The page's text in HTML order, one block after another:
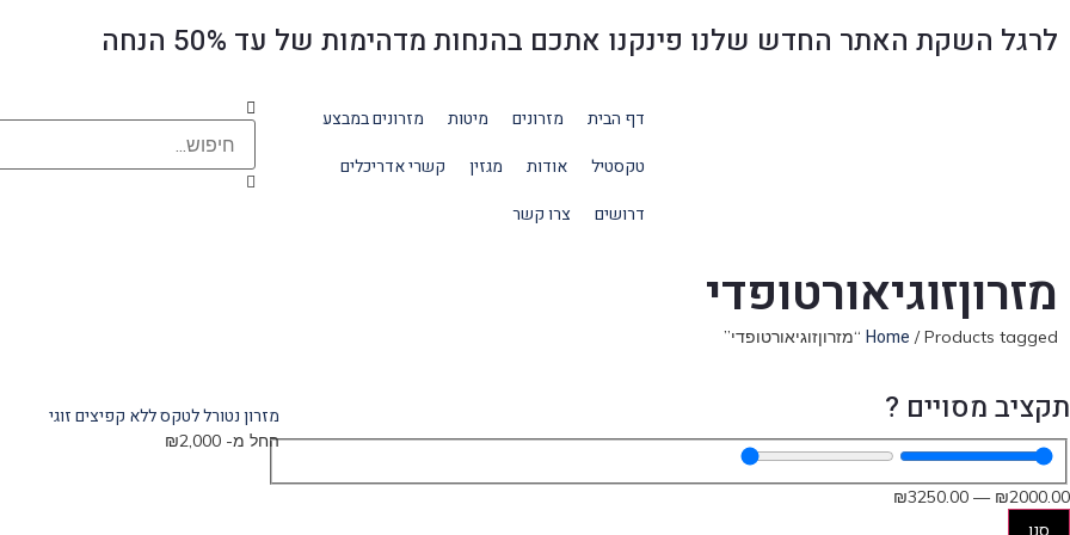
לרגל השקת האתר החדש שלנו פינקנו אתכם בהנחות מדהימות של עד 50% הנחה
דף הבית מזרונים מיטות
מזרונים במבצע
טקסטיל
אודות מגזין
קשרי אדריכלים
דרושים
צרו קשר
מזרוןזוגיאורטופדי
Home / Products tagged “מזרוןזוגיאורטופדי”
תקציב מסויים ?
₪2000.00
—
₪3250.00
מזרון נטורל לטקס ללא קפיצים זוגי
החל מ- ₪2,000